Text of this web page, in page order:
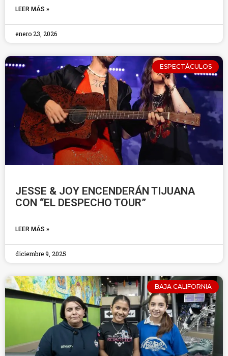
LEER MÁS »
enero 23, 2026
ESPECTÁCULOS
JESSE & JOY ENCENDERÁN TIJUANA
CON “EL DESPECHO TOUR”
LEER MÁS »
diciembre 9, 2025
BAJA CALIFORNIA